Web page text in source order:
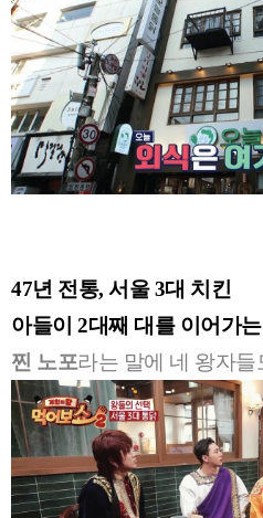
47년 전통, 서울 3대 치킨
아들이 2대째 대를 이어가는
찐 노포라는 말에 네 왕자들